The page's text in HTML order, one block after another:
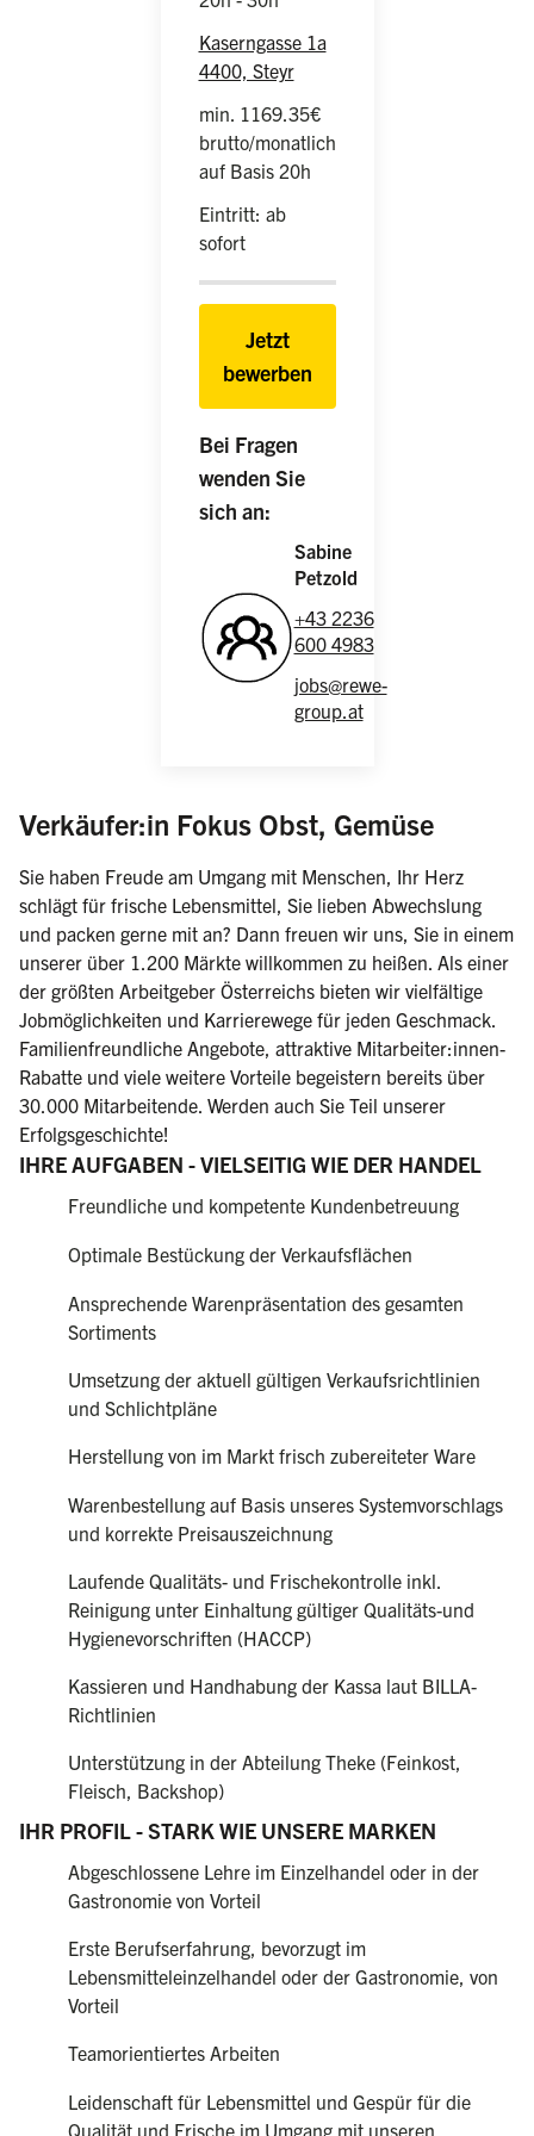
Kaserngasse 1a
4400, Steyr
min. 1169.35€
brutto/monatlich
auf Basis 20h
Eintritt: ab
sofort
Jetzt
bewerben
Bei Fragen
wenden Sie
sich an:
Sabine
Petzold
+43 2236
600 4983
jobs@rewe-
group.at
Verkäufer:in Fokus Obst, Gemüse
Sie haben Freude am Umgang mit Menschen, Ihr Herz
schlägt für frische Lebensmittel, Sie lieben Abwechslung
und packen gerne mit an? Dann freuen wir uns, Sie in einem
unserer über 1.200 Märkte willkommen zu heißen. Als einer
der größten Arbeitgeber Österreichs bieten wir vielfältige
Jobmöglichkeiten und Karrierewege für jeden Geschmack.
Familienfreundliche Angebote, attraktive Mitarbeiter:innen-
Rabatte und viele weitere Vorteile begeistern bereits über
30.000 Mitarbeitende. Werden auch Sie Teil unserer
Erfolgsgeschichte!
IHRE AUFGABEN - VIELSEITIG WIE DER HANDEL
Freundliche und kompetente Kundenbetreuung
Optimale Bestückung der Verkaufsflächen
Ansprechende Warenpräsentation des gesamten
Sortiments
Umsetzung der aktuell gültigen Verkaufsrichtlinien
und Schlichtpläne
Herstellung von im Markt frisch zubereiteter Ware
Warenbestellung auf Basis unseres Systemvorschlags
und korrekte Preisauszeichnung
Laufende Qualitäts- und Frischekontrolle inkl.
Reinigung unter Einhaltung gültiger Qualitäts-und
Hygienevorschriften (HACCP)
Kassieren und Handhabung der Kassa laut BILLA-
Richtlinien
Unterstützung in der Abteilung Theke (Feinkost,
Fleisch, Backshop)
IHR PROFIL - STARK WIE UNSERE MARKEN
Abgeschlossene Lehre im Einzelhandel oder in der
Gastronomie von Vorteil
Erste Berufserfahrung, bevorzugt im
Lebensmitteleinzelhandel oder der Gastronomie, von
Vorteil
Teamorientiertes Arbeiten
Leidenschaft für Lebensmittel und Gespür für die
Qualität und Frische im Umgang mit unseren